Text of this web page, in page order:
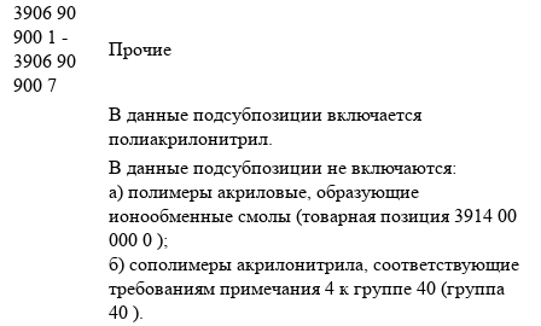
3906 90
900 1 -
3906 90
900 7
Прочие
В данные подсубпозиции включается
полиакрилонитрил.
В данные подсубпозиции не включаются:
а) полимеры акриловые, образующие
ионообменные смолы (товарная позиция 3914 00
000 0 );
б) сополимеры акрилонитрила, соответствующие
требованиям примечания 4 к группе 40 (группа
40 ).